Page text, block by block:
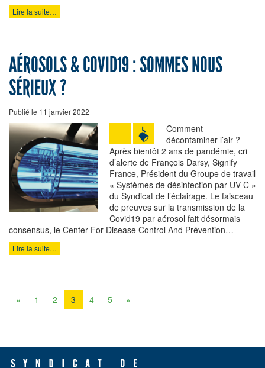
Lire la suite…
AÉROSOLS & COVID19 : SOMMES NOUS
SÉRIEUX ?
Publié le 11 janvier 2022
Comment
décontaminer l’air ?
Après bientôt 2 ans de pandémie, cri
d’alerte de François Darsy, Signify
France, Président du Groupe de travail
« Systèmes de désinfection par UV-C »
du Syndicat de l’éclairage. Le faisceau
de preuves sur la transmission de la
Covid19 par aérosol fait désormais
consensus, le Center For Disease Control And Prévention…
Lire la suite…
« 1 2 3 4 5 »